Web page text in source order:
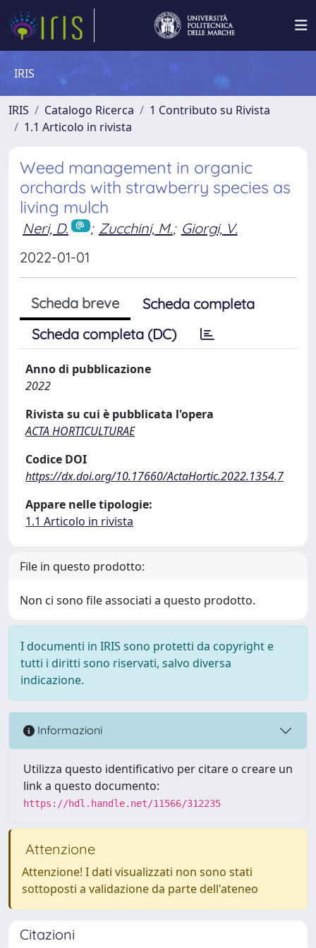
IRIS
IRIS Catalogo Ricerca
1 Contributo su Rivista
1.1 Articolo in rivista
Weed management in organic
orchards with strawberry species as
living mulch
Neri, D. ; Zucchini, M.; Giorgi, V.
2022-01-01
Scheda breve
Scheda completa
Scheda completa (DC)
Anno di pubblicazione
2022
Rivista su cui è pubblicata l'opera
ACTA HORTICULTURAE
Codice DOI
https://dx.doi.org/10.17660/ActaHortic.2022.1354.7
Appare nelle tipologie:
1.1 Articolo in rivista
File in questo prodotto:
Non ci sono file associati a questo prodotto.
I documenti in IRIS sono protetti da copyright e
tutti i diritti sono riservati, salvo diversa
indicazione.
Informazioni
Utilizza questo identificativo per citare o creare un
link a questo documento:
https://hdl.handle.net/11566/312235
Attenzione
Attenzione! I dati visualizzati non sono stati
sottoposti a validazione da parte dell'ateneo
Citazioni